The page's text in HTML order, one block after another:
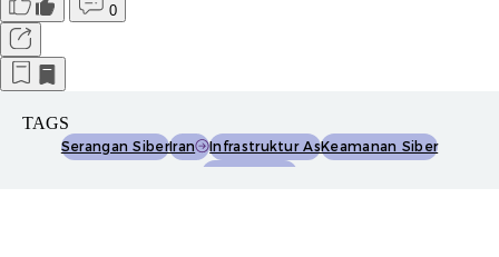
0
TAGS
Serangan SiberIran Infrastruktur AsKeamanan Siber